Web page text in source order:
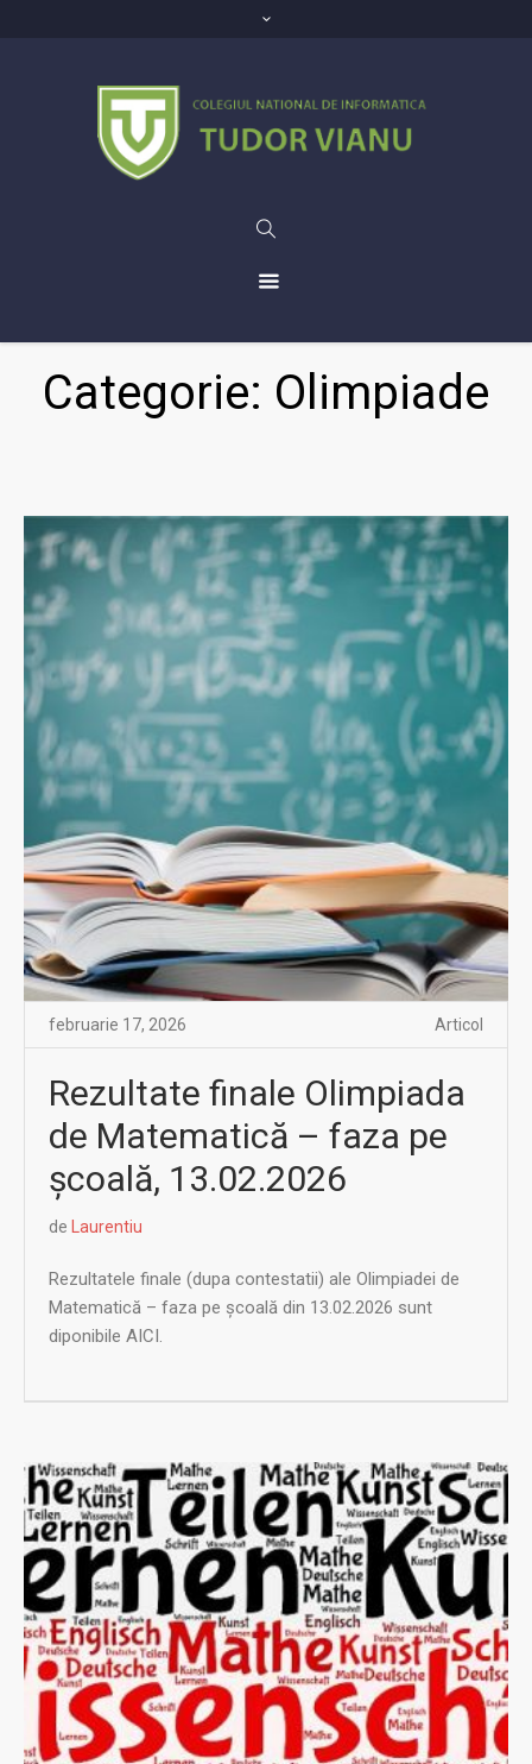
Categorie: Olimpiade
februarie 17, 2026 Articol
Rezultate finale Olimpiada
de Matematică – faza pe
școală, 13.02.2026
de Laurentiu
Rezultatele finale (dupa contestatii) ale Olimpiadei de
Matematică – faza pe școală din 13.02.2026 sunt
diponibile AICI.